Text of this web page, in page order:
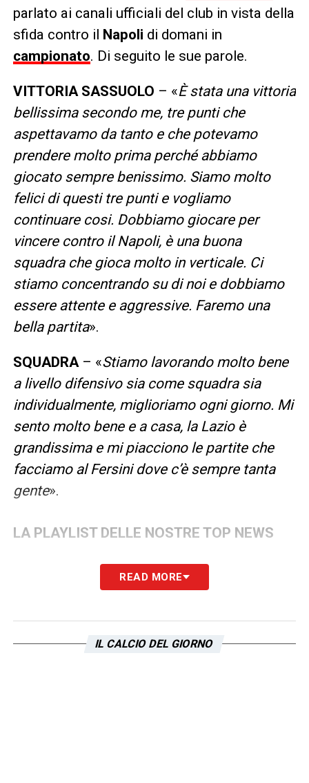
parlato ai canali ufficiali del club in vista della
sfida contro il Napoli di domani in
campionato. Di seguito le sue parole.
VITTORIA SASSUOLO – «È stata una vittoria
bellissima secondo me, tre punti che
aspettavamo da tanto e che potevamo
prendere molto prima perché abbiamo
giocato sempre benissimo. Siamo molto
felici di questi tre punti e vogliamo
continuare cosi. Dobbiamo giocare per
vincere contro il Napoli, è una buona
squadra che gioca molto in verticale. Ci
stiamo concentrando su di noi e dobbiamo
essere attente e aggressive. Faremo una
bella partita».
SQUADRA– «Stiamo lavorando molto bene
a livello difensivo sia come squadra sia
individualmente, miglioriamo ogni giorno. Mi
sento molto bene e a casa, la Lazio è
grandissima e mi piacciono le partite che
facciamo al Fersini dove c’è sempre tanta
gente».
LA PLAYLIST DELLE NOSTRE TOP NEWS
READ MORE
IL CALCIO DEL GIORNO